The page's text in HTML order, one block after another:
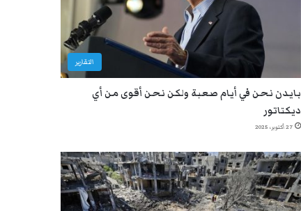
التقارير
بايدن نحن في أيام صعبة ولكن نحن أقوى من أي
ديكتاتور
27 أكتوبر، 2025